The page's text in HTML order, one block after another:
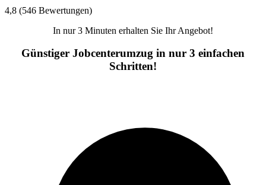
4,8 (546 Bewertungen)
In nur 3 Minuten erhalten Sie Ihr Angebot!
Günstiger Jobcenterumzug in nur 3 einfachen
Schritten!